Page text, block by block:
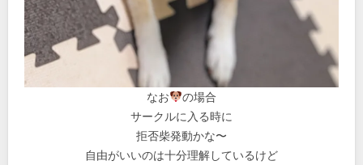
なお
の場合
サークルに入る時に
拒否柴発動かな〜
自由がいいのは十分理解しているけど